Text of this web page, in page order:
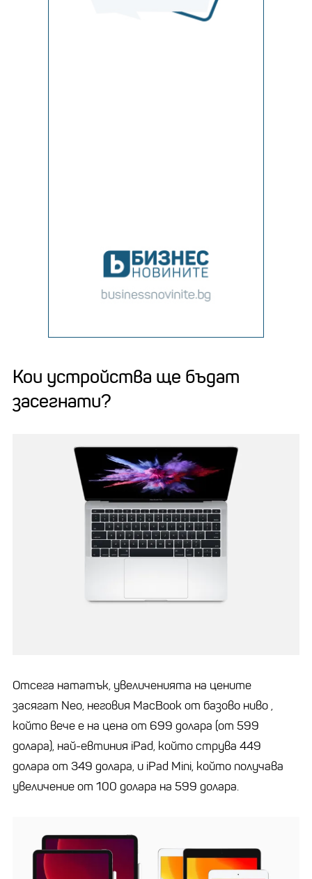
Кои устройства ще бъдат
засегнати?
Отсега нататък, увеличенията на цените
засягат Neo, неговия MacBook от базово ниво ,
който вече е на цена от 699 долара (от 599
долара), най-евтиния iPad, който струва 449
долара от 349 долара, и iPad Mini, който получава
увеличение от 100 долара на 599 долара.